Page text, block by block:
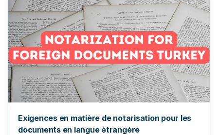
Exigences en matière de notarisation pour les
documents en langue étrangère